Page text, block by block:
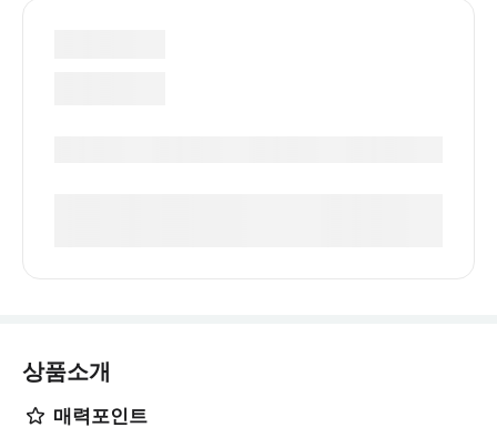
상품소개
매력포인트